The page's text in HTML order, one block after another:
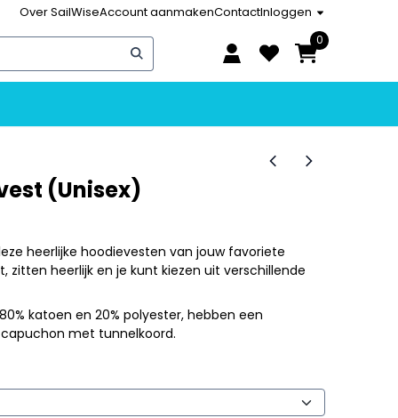
Over SailWiseAccount aanmakenContactInloggen
0
(Unisex)
heerlijke hoodievesten van jouw favoriete
zitten heerlijk en je kunt kiezen uit verschillende
katoen en 20% polyester, hebben een
met tunnelkoord.